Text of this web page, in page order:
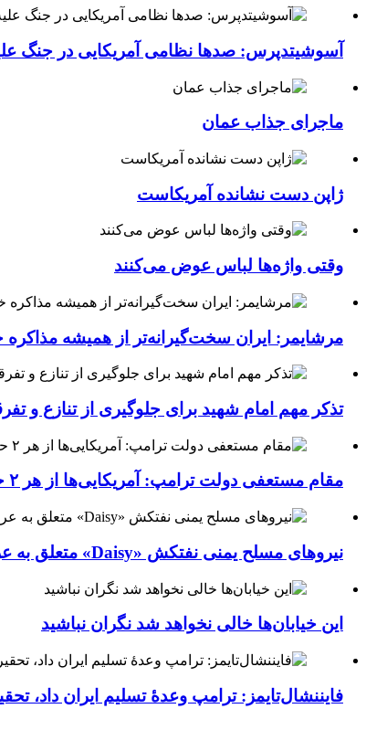
آسوشیتدپرس: صدها نظامی آمریکایی در جنگ
ماجرای جذاب عمان
ژاپن دست نشانده آمریکاست
وقتی واژه‌ها لباس عوض می‌کنند
مرشایمر: ایران سخت‌گیرانه‌تر از همیشه مذاکره
تذکر مهم امام شهید برای جلوگیری از تنازع و
مقام مستعفی دولت ترامپ: آمریکایی‌ها از هر ۲ حزب کشور خسته شده‌اند
نیروهای مسلح یمنی نفتکش «Daisy» متعلق به عربستان سعودی را با موشک بالستیک هدف قرار داده‌اند
این خیابان‌ها خالی نخواهد شد نگران نباشید
فایننشال‌تایمز: ترامپ وعدۀ تسلیم ایران داد،